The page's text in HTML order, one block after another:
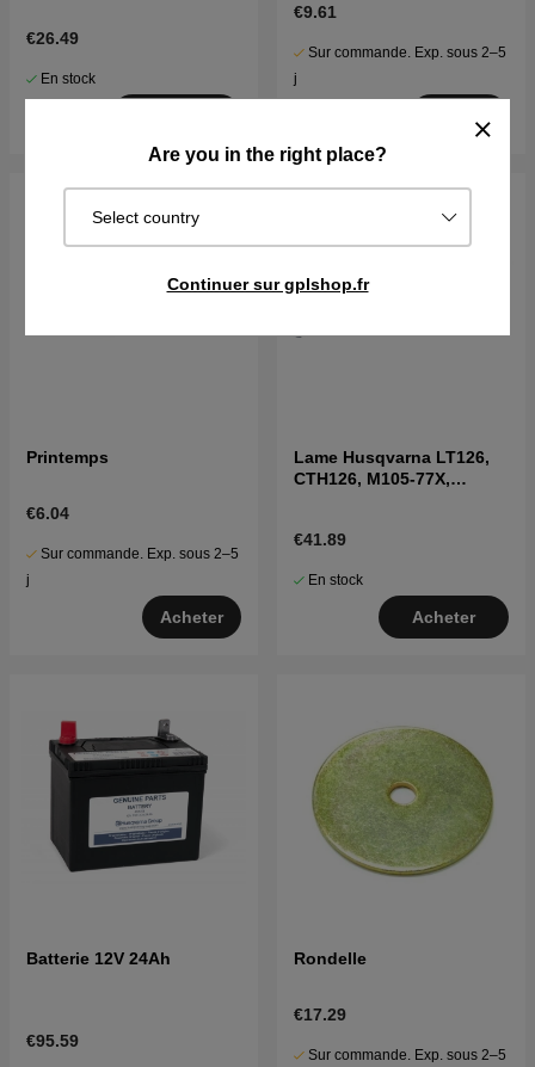
Are you in the right place?
Select country
Continuer sur gplshop.fr
€26.49
En stock
€9.61
Sur commande. Exp. sous 2–5
j
Printemps
€6.04
Sur commande. Exp. sous 2–5
j
Acheter
Lame Husqvarna LT126,
CTH126, M105-77X,
€41.89
En stock
Acheter
Batterie 12V 24Ah
€95.59
Rondelle
€17.29
Sur commande. Exp. sous 2–5